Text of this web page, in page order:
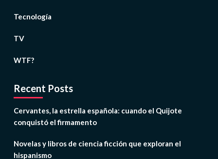
Tecnología
TV
WTF?
Recent Posts
Cervantes, la estrella española: cuando el Quijote
conquistó el firmamento
Novelas y libros de ciencia ficción que exploran el
hispanismo